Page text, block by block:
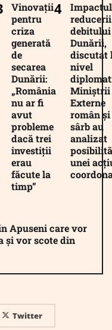
Vinovații
pentru
criza
generată
de
secarea
Dunării:
„România
nu ar fi
avut
probleme
dacă trei
investiții
erau
făcute la
timp”
Impactul
reducerii
debitului
Dunării,
discutat
nivel
Miniștrii
Externe
român și
sârb au
analizat
unei
Apuseni care vor
și vor scote din
Twitter